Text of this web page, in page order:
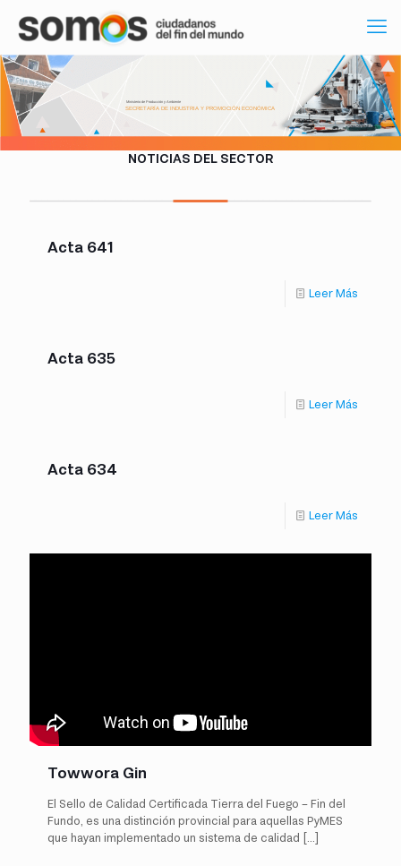
SECRETARÍA DE INDUSTRIA Y PROMOCIÓN ECONÓMICA
Ministerio de Producción y Ambiente
NOTICIAS DEL SECTOR
Acta 641
Leer Más
Acta 635
Leer Más
Acta 634
Leer Más
Towwora Gin
El Sello de Calidad Certificada Tierra del Fuego – Fin del
Fundo, es una distinción provincial para aquellas PyMES
que hayan implementado un sistema de calidad